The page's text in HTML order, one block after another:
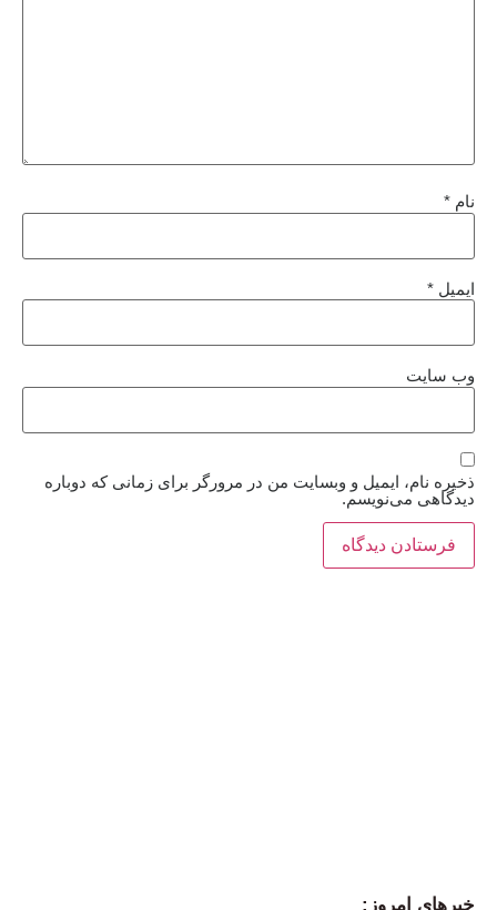
نام *
ایمیل *
وب‌ سایت
ذخیره نام، ایمیل و وبسایت من در مرورگر برای زمانی که دوباره
دیدگاهی می‌نویسم.
خبرهای امروز: